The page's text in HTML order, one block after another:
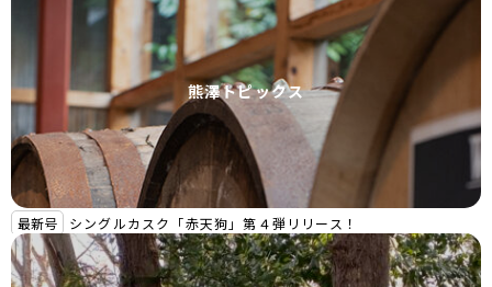
熊澤トピックス
最新号 シングルカスク「赤天狗」第４弾リリース！